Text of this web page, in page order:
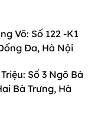
Võ: Số 122 -K1
Đa, Hà Nội
Số 3 Ngõ Bà
Bà Trưng, Hà